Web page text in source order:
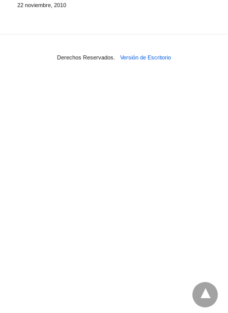
22 noviembre, 2010
Derechos Reservados. Versión de Escritorio